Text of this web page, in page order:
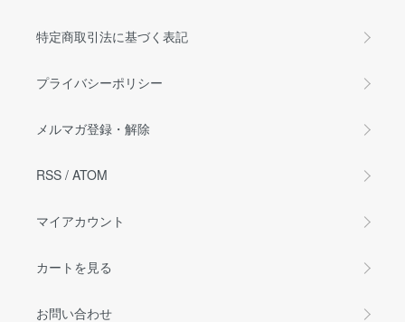
特定商取引法に基づく表記
プライバシーポリシー
メルマガ登録・解除
RSS / ATOM
マイアカウント
カートを見る
お問い合わせ